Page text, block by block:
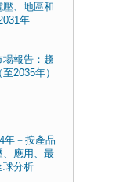
、地區和
年
報告：趨
2035年）
年－按產品
、應用、最
球分析